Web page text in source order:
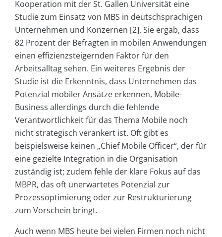
Kooperation mit der St. Gallen Universität eine
Studie zum Einsatz von MBS in deutschsprachigen
Unternehmen und Konzernen [2]. Sie ergab, dass
82 Prozent der Befragten in mobilen Anwendungen
einen effizienzsteigernden Faktor für den
Arbeitsalltag sehen. Ein weiteres Ergebnis der
Studie ist die Erkenntnis, dass Unternehmen das
Potenzial mobiler Ansätze erkennen, Mobile-
Business allerdings durch die fehlende
Verantwortlichkeit für das Thema Mobile noch
nicht strategisch verankert ist. Oft gibt es
beispielsweise keinen „Chief Mobile Officer“, der für
eine gezielte Integration in die Organisation
zuständig ist; zudem fehle der klare Fokus auf das
MBPR, das oft unerwartetes Potenzial zur
Prozessoptimierung oder zur Restrukturierung
zum Vorschein bringt.
Auch wenn MBS heute bei vielen Firmen noch nicht